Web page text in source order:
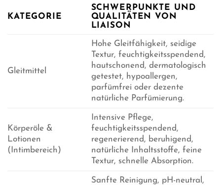
KATEGORIE
SCHWERPUNKTE UND
QUALITÄTEN VON
LIAISON
Gleitmittel
Hohe Gleitfähigkeit, seidige
Textur, feuchtigkeitsspendend,
hautschonend, dermatologisch
getestet, hypoallergen,
parfümfrei oder dezente
natürliche Parfümierung.
Körperöle &
Lotionen
(Intimbereich)
Intensive Pflege,
feuchtigkeitsspendend,
regenerierend, beruhigend,
natürliche Inhaltsstoffe, feine
Textur, schnelle Absorption.
Sanfte Reinigung, pH-neutral,